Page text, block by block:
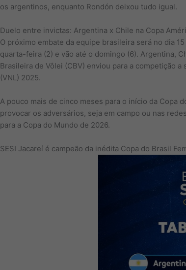
os argentinos, enquanto Rondón deixou tudo igual.
Duelo entre invictas: Argentina x Chile na Copa
O próximo embate da equipe brasileira será no dia
quarta-feira (2) e vão até o domingo (6). Argentina,
Brasileira de Vôlei (CBV) enviou para a competição
(VNL) 2025.
A pouco mais de cinco meses para o início da Copa
provocar os adversários, seja em campo ou nas
para a Copa do Mundo de 2026.
SESI Jacareí é campeão da inédita Copa do Brasil